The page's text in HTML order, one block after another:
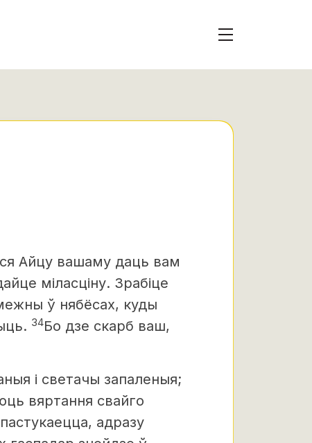
Айцу вашаму даць вам
міласціну. Зрабіце
ў нябёсах, куды
34Бо дзе скарб ваш,
і светачы запаленыя;
вяртання свайго
адразу